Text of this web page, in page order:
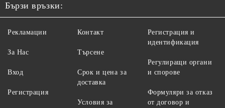
Бързи връзки:
Рекламации
За Нас
Вход
Регистрация
Контакт
Търсене
Срок и цена за
доставка
Условия за
Регистрация и
идентификация
Регулиращи органи
и спорове
Формуляри за отказ
от договор и